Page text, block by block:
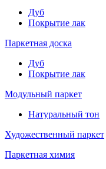
Дуб
Покрытие лак
Паркетная доска
Дуб
Покрытие лак
Модульный паркет
Натуральный тон
Художественный паркет
Паркетная химия